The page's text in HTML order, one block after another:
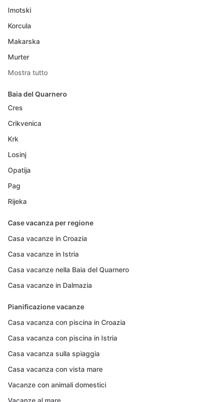
Imotski
Korcula
Makarska
Murter
Mostra tutto
Baia del Quarnero
Cres
Crikvenica
Krk
Losinj
Opatija
Pag
Rijeka
Case vacanza per regione
Casa vacanze in Croazia
Casa vacanze in Istria
Casa vacanze nella Baia del Quarnero
Casa vacanze in Dalmazia
Pianificazione vacanze
Casa vacanza con piscina in Croazia
Casa vacanza con piscina in Istria
Casa vacanza sulla spiaggia
Casa vacanza con vista mare
Vacanze con animali domestici
Vacanze al mare